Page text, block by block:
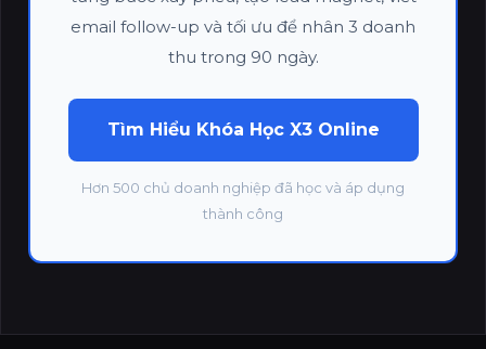
email follow-up và tối ưu để nhân 3 doanh
thu trong 90 ngày.
Tìm Hiểu Khóa Học X3 Online
Hơn 500 chủ doanh nghiệp đã học và áp dụng
thành công